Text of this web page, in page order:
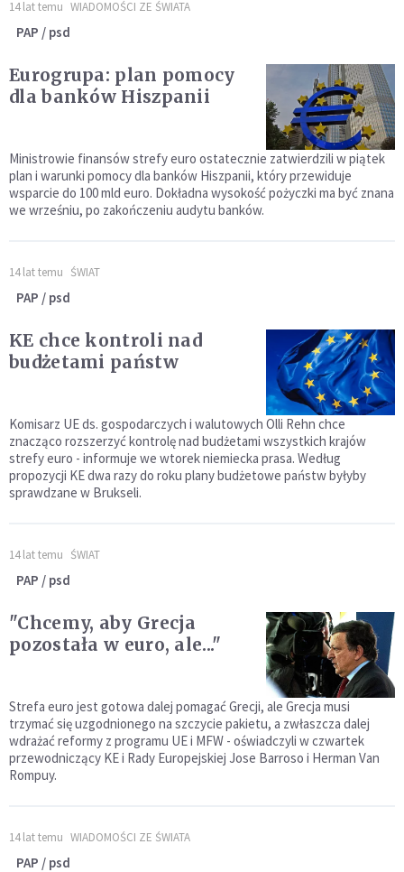
14 lat temu WIADOMOŚCI ZE ŚWIATA
PAP / psd
Eurogrupa: plan pomocy
dla banków Hiszpanii
Ministrowie finansów strefy euro ostatecznie zatwierdzili w piątek
plan i warunki pomocy dla banków Hiszpanii, który przewiduje
wsparcie do 100 mld euro. Dokładna wysokość pożyczki ma być znana
we wrześniu, po zakończeniu audytu banków.
14 lat temu ŚWIAT
PAP / psd
KE chce kontroli nad
budżetami państw
Komisarz UE ds. gospodarczych i walutowych Olli Rehn chce
znacząco rozszerzyć kontrolę nad budżetami wszystkich krajów
strefy euro - informuje we wtorek niemiecka prasa. Według
propozycji KE dwa razy do roku plany budżetowe państw byłyby
sprawdzane w Brukseli.
14 lat temu ŚWIAT
PAP / psd
"Chcemy, aby Grecja
pozostała w euro, ale..."
Strefa euro jest gotowa dalej pomagać Grecji, ale Grecja musi
trzymać się uzgodnionego na szczycie pakietu, a zwłaszcza dalej
wdrażać reformy z programu UE i MFW - oświadczyli w czwartek
przewodniczący KE i Rady Europejskiej Jose Barroso i Herman Van
Rompuy.
14 lat temu WIADOMOŚCI ZE ŚWIATA
PAP / psd